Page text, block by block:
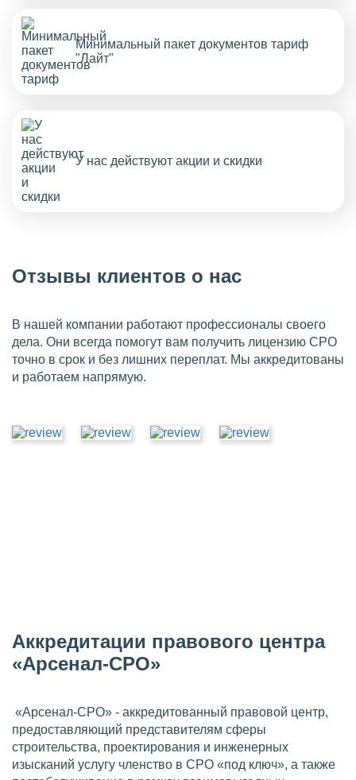
Минимальный пакет документов тариф
"Лайт"
У нас действуют акции и скидки
Отзывы клиентов о нас
В нашей компании работают профессионалы своего
дела. Они всегда помогут вам получить лицензию СРО
точно в срок и без лишних переплат. Мы аккредитованы
и работаем напрямую.
Аккредитации правового центра
«Арсенал-СРО»
«Арсенал-СРО» - аккредитованный правовой центр,
предоставляющий представителям сферы
строительства, проектирования и инженерных
изысканий услугу членство в СРО «под ключ», а также